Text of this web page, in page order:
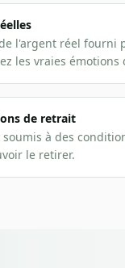
l'argent réel
les vraies
de retrait
soumis à des
le retirer.